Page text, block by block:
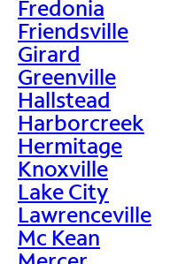
Fredonia
Friendsville
Girard
Greenville
Hallstead
Harborcreek
Hermitage
Knoxville
Lake City
Lawrenceville
Mc Kean